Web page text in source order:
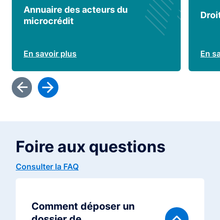
Annuaire des acteurs du
microcrédit
En savoir plus En
Foire aux questions
Consulter la FAQ
Comment déposer un